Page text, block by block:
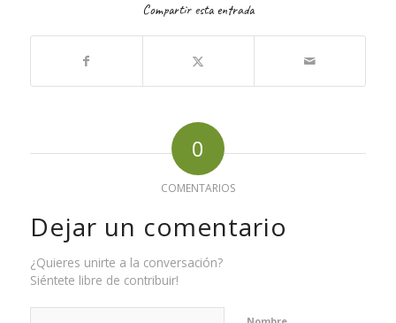
Compartir esta entrada
0
COMENTARIOS
Dejar un comentario
¿Quieres unirte a la conversación?
Siéntete libre de contribuir!